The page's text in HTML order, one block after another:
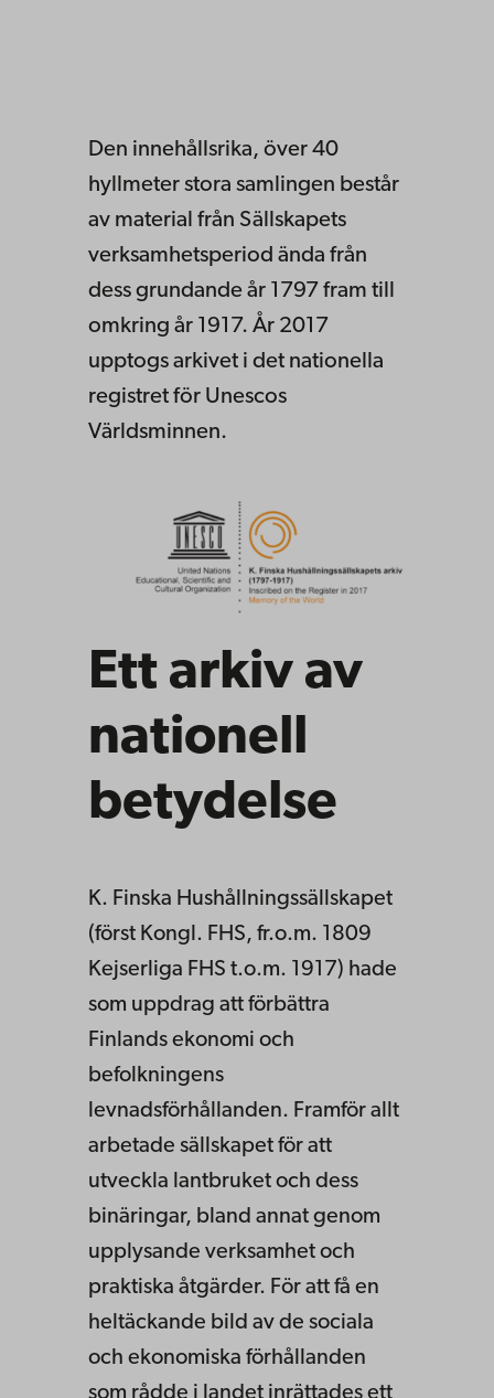
Den innehållsrika, över 40
hyllmeter stora samlingen består
av material från Sällskapets
verksamhetsperiod ända från
dess grundande år 1797 fram till
omkring år 1917. År 2017
upptogs arkivet i det nationella
registret för Unescos
Världsminnen.
Ett arkiv av
nationell
betydelse
K. Finska Hushållningssällskapet
(först Kongl. FHS, fr.o.m. 1809
Kejserliga FHS t.o.m. 1917) hade
som uppdrag att förbättra
Finlands ekonomi och
befolkningens
levnadsförhållanden. Framför allt
arbetade sällskapet för att
utveckla lantbruket och dess
binäringar, bland annat genom
upplysande verksamhet och
praktiska åtgärder. För att få en
heltäckande bild av de sociala
och ekonomiska förhållanden
som rådde i landet inrättades ett